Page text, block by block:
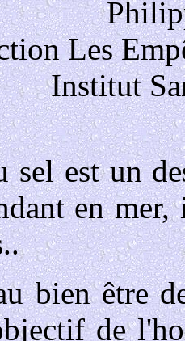
Les
Institut
est un
en
bien être
de